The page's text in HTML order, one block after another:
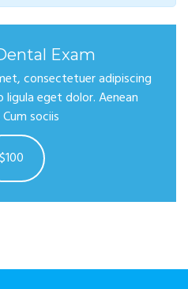
Exam
consectetuer adipiscing
eget dolor. Aenean
sociis
$100